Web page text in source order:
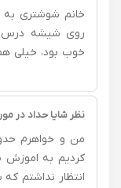
خانم شوشتری
روی شیشه درس
خوب بود، خیلی
قلم گیری رو
ضمنا چون
رایگان داد
نظر شایا حداد در
من و خواهرم
کردیم به اموزش
انتظار نداشتم